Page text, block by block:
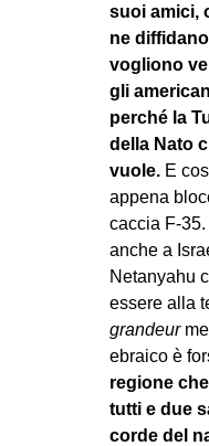
suoi amici,
ne
vogliono
gli
perché la
della Nato
vuole. E
appena
caccia F-
anche a
Netanyahu
essere alla
grandeur
ebraico è
regione
tutti e due
corde del